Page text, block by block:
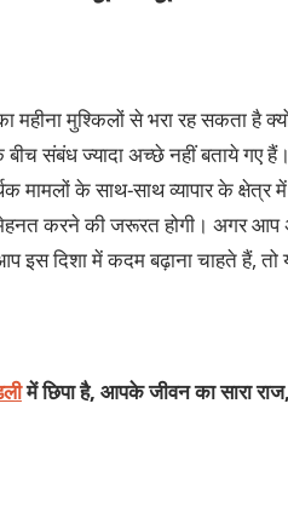
मुश्किलों से भरा रह सकता है
संबंध ज्यादा अच्छे नहीं बताये गए
मामलों के साथ-साथ व्यापार के
करने की जरूरत होगी। अगर
इस दिशा में कदम बढ़ाना चाहते हैं, तो
में छिपा है, आपके जीवन का सारा